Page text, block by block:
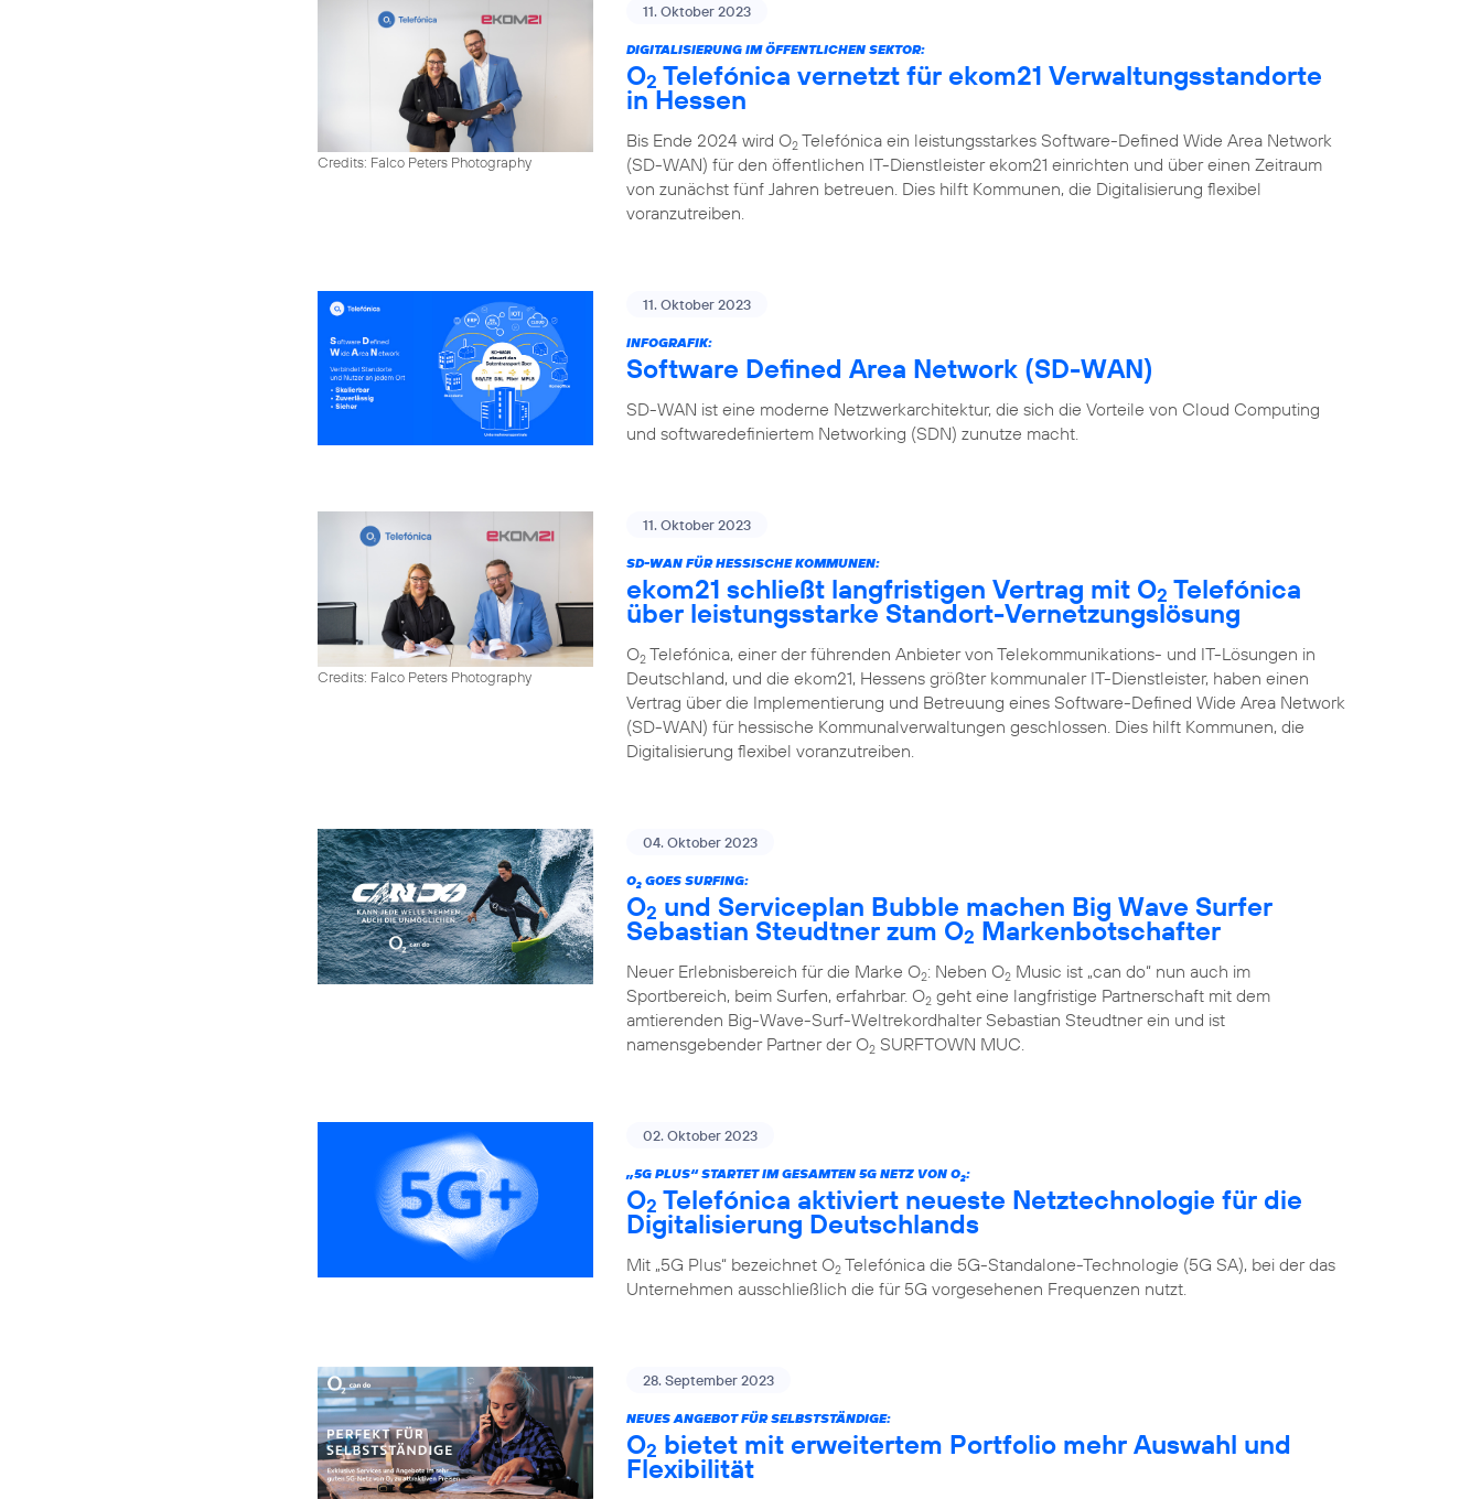
Credits: Falco Peters Photography
11. Oktober 2023
DIGITALISIERUNG IM ÖFFENTLICHEN SEKTOR:
O2 Telefónica vernetzt für ekom21 Verwaltungsstandorte
in Hessen
Bis Ende 2024 wird O2 Telefónica ein leistungsstarkes Software-Defined Wide Area Network
(SD-WAN) für den öffentlichen IT-Dienstleister ekom21 einrichten und über einen Zeitraum
von zunächst fünf Jahren betreuen. Dies hilft Kommunen, die Digitalisierung flexibel
voranzutreiben.
11. Oktober 2023
INFOGRAFIK:
Software Defined Area Network (SD-WAN)
SD-WAN ist eine moderne Netzwerkarchitektur, die sich die Vorteile von Cloud Computing
und softwaredefiniertem Networking (SDN) zunutze macht.
Credits: Falco Peters Photography
11. Oktober 2023
SD-WAN FÜR HESSISCHE KOMMUNEN:
ekom21 schließt langfristigen Vertrag mit O2 Telefónica
über leistungsstarke Standort-Vernetzungslösung
O2 Telefónica, einer der führenden Anbieter von Telekommunikations- und IT-Lösungen in
Deutschland, und die ekom21, Hessens größter kommunaler IT-Dienstleister, haben einen
Vertrag über die Implementierung und Betreuung eines Software-Defined Wide Area Network
(SD-WAN) für hessische Kommunalverwaltungen geschlossen. Dies hilft Kommunen, die
Digitalisierung flexibel voranzutreiben.
04. Oktober 2023
O2 GOES SURFING:
O2 und Serviceplan Bubble machen Big Wave Surfer
Sebastian Steudtner zum O2 Markenbotschafter
Neuer Erlebnisbereich für die Marke O2: Neben O2 Music ist „can do“ nun auch im
Sportbereich, beim Surfen, erfahrbar. O2 geht eine langfristige Partnerschaft mit dem
amtierenden Big-Wave-Surf-Weltrekordhalter Sebastian Steudtner ein und ist
namensgebender Partner der O2 SURFTOWN MUC.
02. Oktober 2023
„5G PLUS“ STARTET IM GESAMTEN 5G NETZ VON O2:
O2 Telefónica aktiviert neueste Netztechnologie für die
Digitalisierung Deutschlands
Mit „5G Plus“ bezeichnet O2 Telefónica die 5G-Standalone-Technologie (5G SA), bei der das
Unternehmen ausschließlich die für 5G vorgesehenen Frequenzen nutzt.
28. September 2023
NEUES ANGEBOT FÜR SELBSTSTÄNDIGE:
O2 bietet mit erweitertem Portfolio mehr Auswahl und
Flexibilität